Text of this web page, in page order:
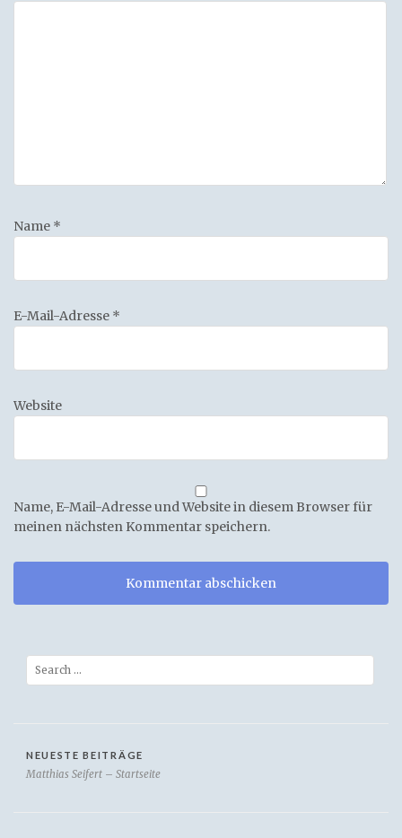
Name *
E-Mail-Adresse *
Website
Name, E-Mail-Adresse und Website in diesem Browser für
meinen nächsten Kommentar speichern.
Search
NEUESTE BEITRÄGE
Matthias Seifert – Startseite